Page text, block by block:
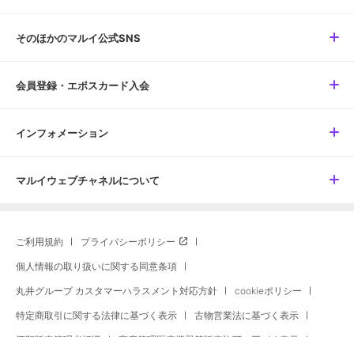
そのほかのマルイ公式SNS
会員登録・エポスカード入会
インフォメーション
マルイウェブチャネルについて
ご利用規約 プライバシーポリシー
個人情報の取り扱いに関する同意条項
丸井グループ カスタマーハラスメント対応方針 cookieポリシー
特定商取引に関する法律に基づく表示 古物営業法に基づく表示